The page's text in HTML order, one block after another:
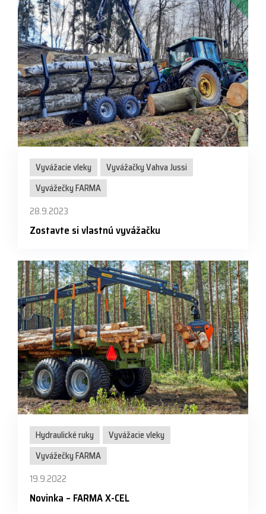
Vyvážacie vleky
Vyvážačky Vahva Jussi
Vyvážečky FARMA
28.9.2023
Zostavte si vlastnú vyvážačku
Hydraulické ruky
Vyvážacie vleky
Vyvážečky FARMA
19.9.2022
Novinka – FARMA X-CEL